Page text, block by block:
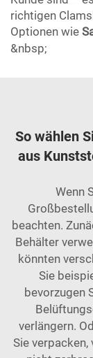
richtigen
Optionen wie
&nbsp;
So wählen
aus
Wenn
beachten.
Behälter
könnten
Sie
bevorzugen
verlängern.
Sie